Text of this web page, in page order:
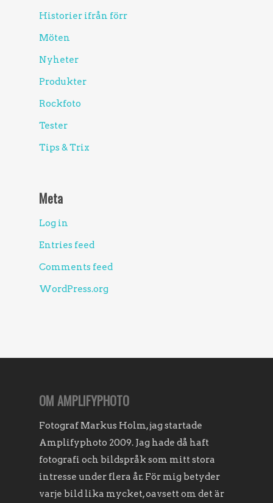
Historier ifrån förr
Möten
Nyheter
Produkter
Rockfoto
Tester
Tips & Trix
Meta
Log in
Entries feed
Comments feed
WordPress.org
OM AMPLIFYPHOTO
Fotograf Markus Holm, jag startade
Amplifyphoto 2009. Jag hade då haft
fotografi och bildspråk som mitt stora
intresse under flera år. För mig betyder
varje bild lika mycket, oavsett om det är